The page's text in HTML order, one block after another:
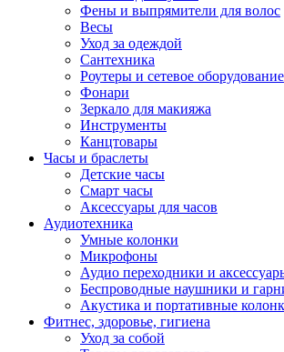
Фены и выпрямители для волос
Весы
Уход за одеждой
Сантехника
Роутеры и сетевое оборудование
Фонари
Зеркало для макияжа
Инструменты
Канцтовары
Часы и браслеты
Детские часы
Смарт часы
Аксессуары для часов
Аудиотехника
Умные колонки
Микрофоны
Аудио переходники и
Беспроводные наушники и
Акустика и портативные
Фитнес, здоровье, гигиена
Уход за собой